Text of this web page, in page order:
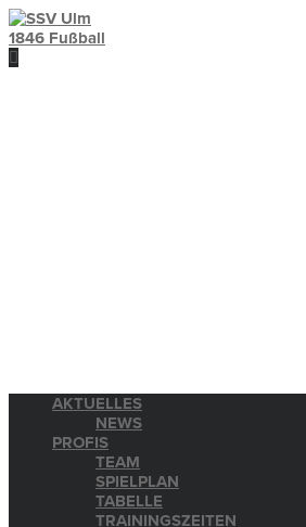
AKTUELLES
NEWS
PROFIS
TEAM
SPIELPLAN
TABELLE
TRAININGSZEITEN